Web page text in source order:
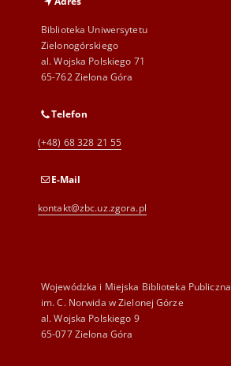
Biblioteka Uniwersytetu
Zielonogórskiego
al. Wojska Polskiego 71
65-762 Zielona Góra
Telefon
(+48) 68 328 21 55
E-Mail
kontakt@zbc.uz.zgora.pl
Wojewódzka i Miejska Biblioteka Publiczna
im. C. Norwida w Zielonej Górze
al. Wojska Polskiego 9
65-077 Zielona Góra